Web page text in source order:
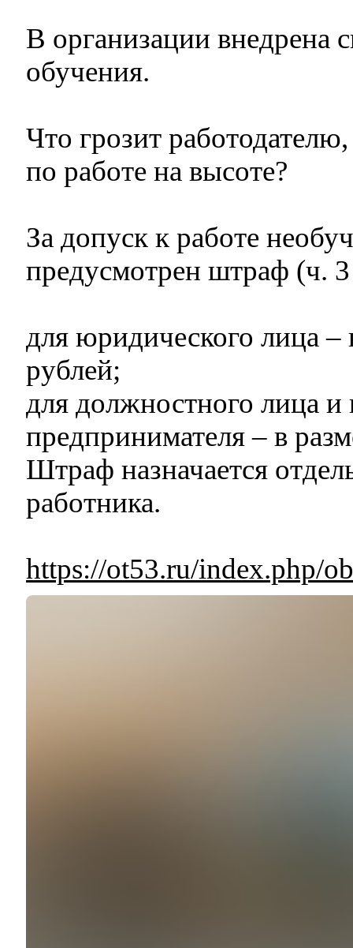
В организации внедрена
обучения.
Что грозит
по работе на высоте?
За допуск к работе
предусмотрен штраф (ч.
для юридического лица –
рублей;
для должностного лица и
предпринимателя – в
Штраф назначается
работника.
https://ot53.ru/index.php/